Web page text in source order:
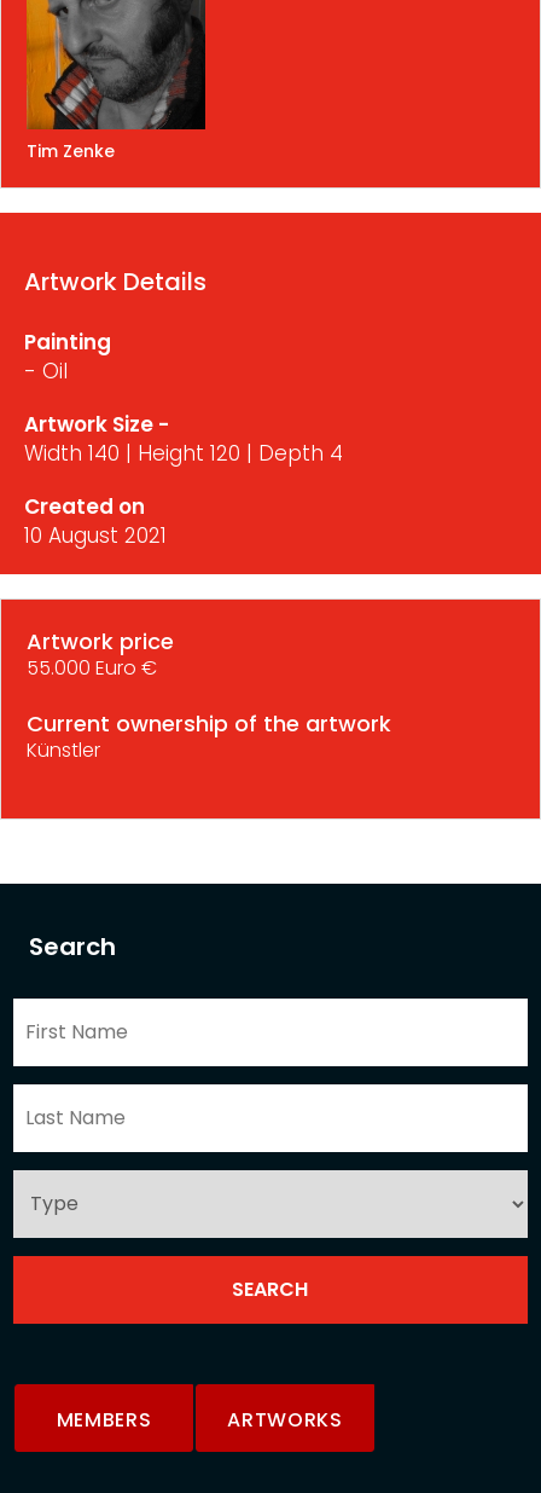
Search
MEMBERS ARTWORKS
Tim Zenke
Artwork Details
Painting
- Oil
Artwork Size -
Width 140 | Height 120 | Depth 4
Created on
10 August 2021
Artwork price
55.000 Euro €
Current ownership of the artwork
Künstler